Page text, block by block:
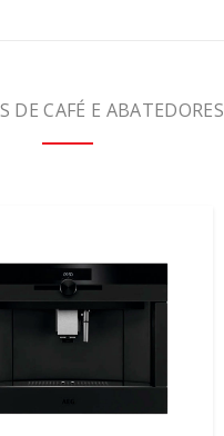
DE CAFÉ E ABATEDORES